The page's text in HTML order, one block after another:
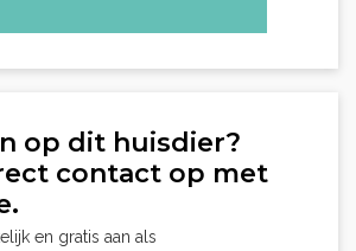
op dit huisdier?
contact op met
en gratis aan als